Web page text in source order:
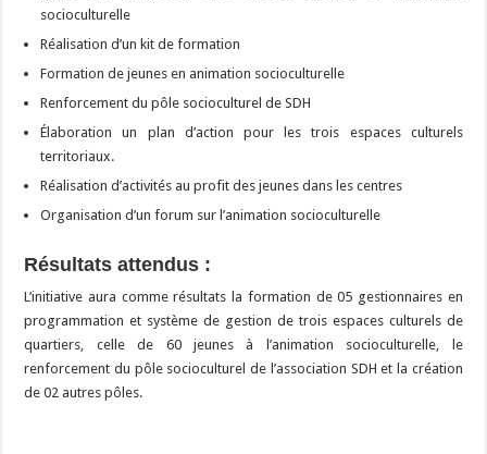
socioculturelle
Réalisation d’un kit de formation
Formation de jeunes en animation socioculturelle
Renforcement du pôle socioculturel de SDH
Élaboration un plan d’action pour les trois espaces culturels
territoriaux.
Réalisation d’activités au profit des jeunes dans les centres
Organisation d’un forum sur l’animation socioculturelle
Résultats attendus :
L’initiative aura comme résultats la formation de 05 gestionnaires en
programmation et système de gestion de trois espaces culturels de
quartiers, celle de 60 jeunes à l’animation socioculturelle, le
renforcement du pôle socioculturel de l’association SDH et la création
de 02 autres pôles.